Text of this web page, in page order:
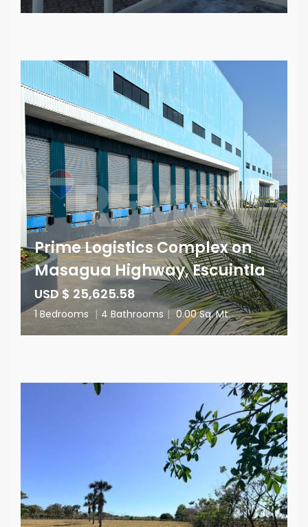
Prime Logistics Complex on
Masagua Highway, Escuintla
USD $ 25,625.58
1 Bedrooms | 4 Bathrooms | 0.00 Sq. Mt.